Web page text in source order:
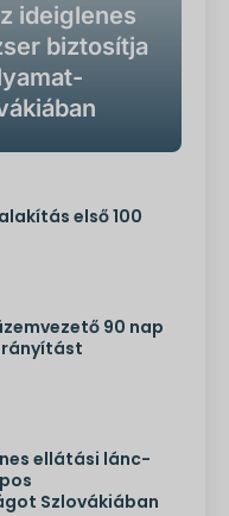
ideiglenes
biztosítja
első 100
90 nap
ellátási lánc-
Szlovákiában